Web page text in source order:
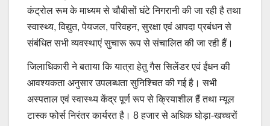
कंट्रोल रूम के माध्यम से चौबीसों घंटे निगरानी की जा रही है तथा
स्वास्थ्य, विद्युत, पेयजल, परिवहन, सुरक्षा एवं आपदा प्रबंधन से
संबंधित सभी व्यवस्थाएं सुचारू रूप से संचालित की जा रही हैं।
जिलाधिकारी ने बताया कि यात्रा हेतु गैस सिलेंडर एवं ईंधन की
आवश्यकता अनुसार उपलब्धता सुनिश्चित की गई है। सभी
अस्पताल एवं स्वास्थ्य केंद्र पूर्ण रूप से क्रियाशील हैं तथा म्यूल
टास्क फोर्स निरंतर कार्यरत है। 8 हजार से अधिक घोड़ा-खच्चरों